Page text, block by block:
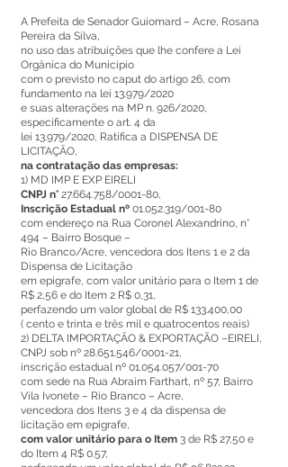
A Prefeita de Senador Guiomard – Acre, Rosana
Pereira da Silva,
no uso das atribuições que lhe confere a Lei
Orgânica do Município
com o previsto no caput do artigo 26, com
fundamento na lei 13.979/2020
e suas alterações na MP n. 926/2020,
especificamente o art. 4 da
lei 13.979/2020, Ratifica a DISPENSA DE
LICITAÇÃO,
na contratação das empresas:
1) MD IMP E EXP EIRELI
CNPJ n° 27.664.758/0001-80,
Inscrição Estadual nº 01.052.319/001-80
com endereço na Rua Coronel Alexandrino, n°
494 – Bairro Bosque –
Rio Branco/Acre, vencedora dos Itens 1 e 2 da
Dispensa de Licitação
em epigrafe, com valor unitário para o Item 1 de
R$ 2,56 e do Item 2 R$ 0,31,
perfazendo um valor global de R$ 133.400,00
( cento e trinta e três mil e quatrocentos reais)
2) DELTA IMPORTAÇÃO & EXPORTAÇÃO –EIRELI,
CNPJ sob nº 28.651.546/0001-21,
inscrição estadual nº 01.054.057/001-70
com sede na Rua Abraim Farthart, nº 57, Bairro
Vila Ivonete – Rio Branco – Acre,
vencedora dos Itens 3 e 4 da dispensa de
licitação em epigrafe,
com valor unitário para o Item 3 de R$ 27,50 e
do Item 4 R$ 0.57,